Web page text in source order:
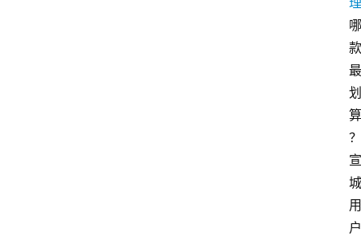
哪
款
最
划
算
？
宣
城
用
户